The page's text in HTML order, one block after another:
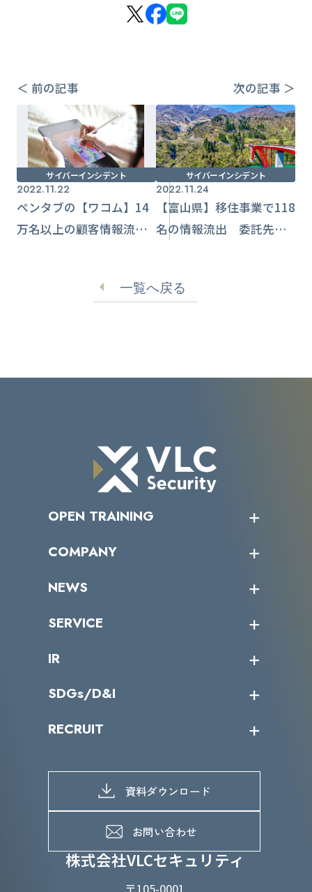
＜ 前の記事 次の記事 ＞
サイバーインシデント
2022.11.22
ペンタブの【ワコム】14
万名以上の顧客情報流
サイバーインシデント
2022.11.24
【富山県】移住事業で118
名の情報流出 委託先
一覧へ戻る
株式会社VLCセキュリティ
〒105-0001
OPEN TRAINING
受講者の声
COMPANY
トップメッセージ
ミッション／ビジョン
パートナー企業一覧
NEWS
サイバーニュース
SERVICE
カテゴリー別サービス一覧
IR
IRカレンダー
IRライブラリー
よくあるご質問
SDGs/D&I
当グループのマテリアリティ
SDGs推進体制
D&Iの取り組み
RECRUIT
募集職種一覧
メッセージ
メンバーインタビュー
資料ダウンロード
お問い合わせ